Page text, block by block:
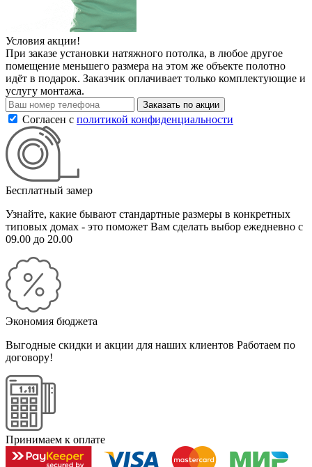
Условия акции!
При заказе установки натяжного потолка, в любое другое
помещение меньшего размера на этом же объекте полотно
идёт в подарок. Заказчик оплачивает только комплектующие и
услугу монтажа.
Заказать по акции
Согласен с политикой конфиденциальности
Бесплатный замер
Узнайте, какие бывают стандартные размеры в конкретных
типовых домах - это поможет Вам сделать выбор ежедневно с
09.00 до 20.00
Экономия бюджета
Выгодные скидки и акции для наших клиентов Работаем по
договору!
Принимаем к оплате